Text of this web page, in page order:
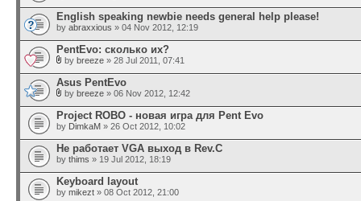
English speaking newbie needs general help please!
by abraxxious » 04 Nov 2012, 12:19
PentEvo: сколько их?
by breeze » 28 Jul 2011, 07:41
Asus PentEvo
by breeze » 06 Nov 2012, 12:42
Project ROBO - новая игра для Pent Evo
by DimkaM » 26 Oct 2012, 10:02
Не работает VGA выход в Rev.C
by thims » 19 Jul 2012, 18:19
Keyboard layout
by mikezt » 08 Oct 2012, 21:00